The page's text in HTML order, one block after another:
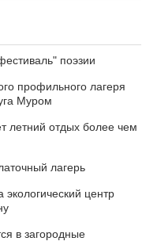
поэзии
профильного лагеря
Муром
летний отдых более чем
лагерь
центр
в загородные